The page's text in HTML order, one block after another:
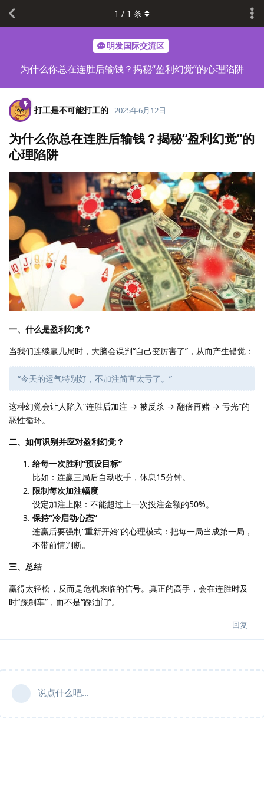
明发国际交流区
为什么你总在连胜后输钱？揭秘“盈利幻觉”的心理陷阱
1 / 1 条
打工是不可能打工的 2025年6月12日
为什么你总在连胜后输钱？揭秘“盈利幻觉”的
心理陷阱
一、什么是盈利幻觉？
当我们连续赢几局时，大脑会误判“自己变厉害了”，从而产生错觉：
“今天的运气特别好，不加注简直太亏了。”
这种幻觉会让人陷入“连胜后加注 → 被反杀 → 翻倍再赌 → 亏光”的
恶性循环。
二、如何识别并应对盈利幻觉？
给每一次胜利“预设目标”
比如：连赢三局后自动收手，休息15分钟。
限制每次加注幅度
设定加注上限：不能超过上一次投注金额的50%。
保持“冷启动心态”
连赢后要强制“重新开始”的心理模式：把每一局当成第一局，
不带前情判断。
三、总结
赢得太轻松，反而是危机来临的信号。真正的高手，会在连胜时及
时“踩刹车”，而不是“踩油门”。
回复
说点什么吧...